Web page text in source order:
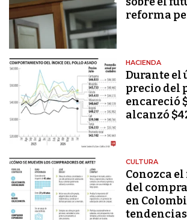
reforma
HACIENDA
Durante el
precio del
encareció
alcanzó
CULTURA
Conozca
del
en